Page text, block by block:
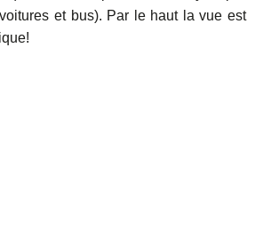
et bus). Par le haut la vue est